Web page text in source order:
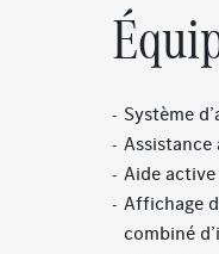
Système
Assistance
Aide
Affichage
combiné